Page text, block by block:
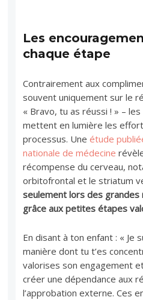
Les
chaque étape
Contrairement aux
souvent uniquement sur le
« Bravo, tu as réussi ! » –
mettent en lumière les
processus. Uneétude
nationale de médecine
récompense du cerveau,
orbitofrontal et le striatum
seulement lors des grandes
grâce aux petites étapes
En disant à ton enfant : « Je
manière dont tu t’es
valorises son engagement
créer une dépendance aux
l’approbation externe. Ces